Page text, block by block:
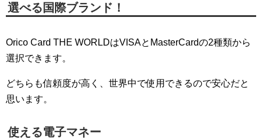
選べる国際ブランド！
Orico Card THE WORLDはVISAとMasterCardの2種類から
選択できます。
どちらも信頼度が高く、世界中で使用できるので安心だと
思います。
使える電子マネー